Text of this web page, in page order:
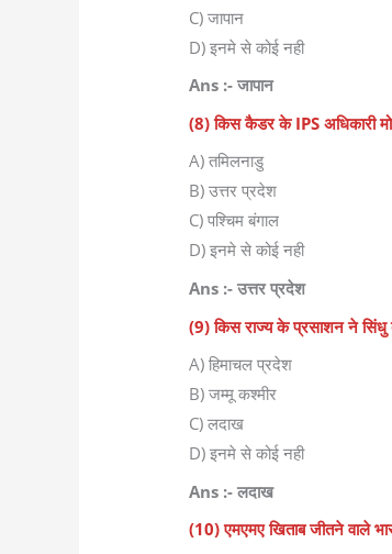
C) जापान
D) इनमे से कोई नही
Ans :- जापान
(8) किस कैडर के IPS अधिकारी
A) तमिलनाडु
B) उत्तर प्रदेश
C) पश्चिम बंगाल
D) इनमे से कोई नही
Ans :- उत्तर प्रदेश
(9) किस राज्य के प्रसाशन ने सिंधु
A) हिमाचल प्रदेश
B) जम्मू कश्मीर
C) लदाख
D) इनमे से कोई नही
Ans :- लदाख
(10) एमएमए खिताब जीतने वाले